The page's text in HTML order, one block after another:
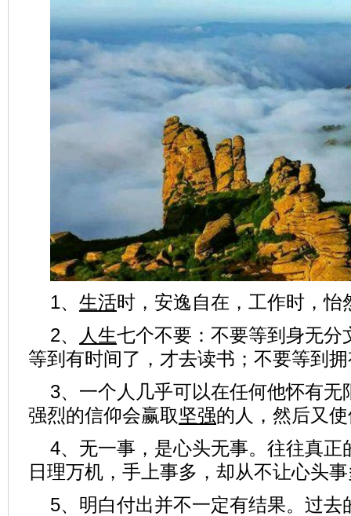
1、 生活时，安逸自在，工作时，怡
2、
人生七个不要：不要等到身无分
等到有时间了，才去读书；不要等到
3、一个人几乎可以在任何他怀有无
强烈的信仰会赢取坚强的人，然后又
4、无一事，是心头无事。往往真正
日理万机，手上事多，却从不让心头
5、明白付出并不一定有结果。过去